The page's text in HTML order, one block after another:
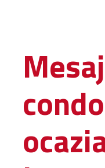
ISTORIC
ORGANIZAREA